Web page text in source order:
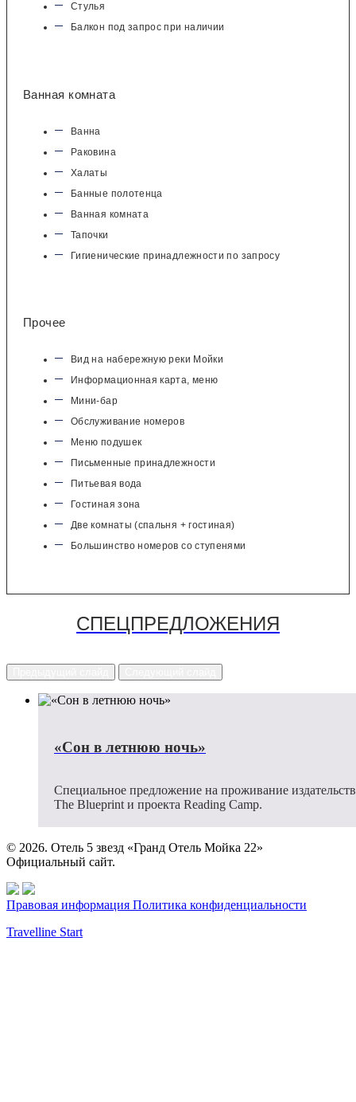
Стулья
Балкон под запрос при наличии
Ванная комната
Ванна
Раковина
Халаты
Банные полотенца
Ванная комната
Тапочки
Гигиенические принадлежности по запросу
Прочее
Вид на набережную реки Мойки
Информационная карта, меню
Мини-бар
Обслуживание номеров
Меню подушек
Письменные принадлежности
Питьевая вода
Гостиная зона
Две комнаты (спальня + гостиная)
Большинство номеров со ступенями
СПЕЦПРЕДЛОЖЕНИЯ
«Сон в летнюю ночь»
Специальное предложение на проживание
The Blueprint и проекта Reading Camp.
© 2026. Отель 5 звезд «Гранд Отель Мойка 22»
Официальный сайт.
Правовая информация Политика конфиденциальности
Travelline Start